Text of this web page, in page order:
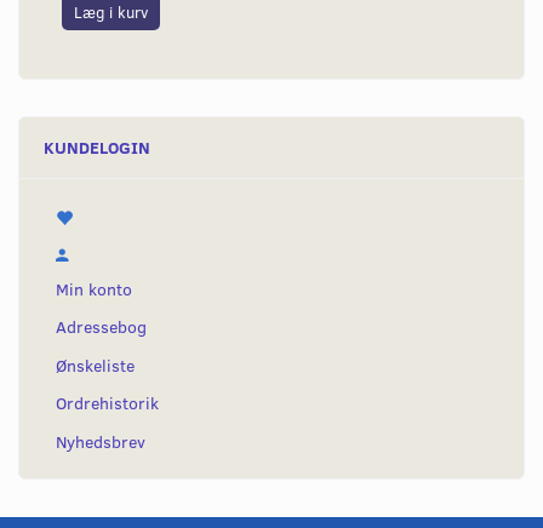
Læg i kurv
KUNDELOGIN
Min konto
Adressebog
Ønskeliste
Ordrehistorik
Nyhedsbrev